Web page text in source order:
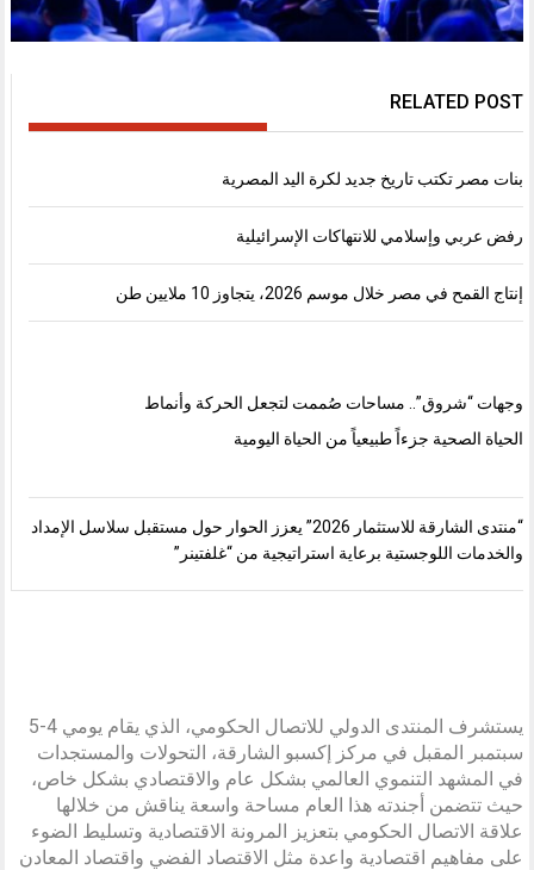
RELATED POST
بنات مصر تكتب تاريخ جديد لكرة اليد المصرية
رفض عربي وإسلامي للانتهاكات الإسرائيلية
إنتاج القمح في مصر خلال موسم 2026، يتجاوز 10 ملايين طن
وجهات “شروق”.. مساحات صُممت لتجعل الحركة وأنماط
الحياة الصحية جزءاً طبيعياً من الحياة اليومية
“منتدى الشارقة للاستثمار 2026” يعزز الحوار حول مستقبل سلاسل الإمداد
والخدمات اللوجستية برعاية استراتيجية من “غلفتينر”
يستشرف المنتدى الدولي للاتصال الحكومي، الذي يقام يومي 4-5
سبتمبر المقبل في مركز إكسبو الشارقة، التحولات والمستجدات
في المشهد التنموي العالمي بشكل عام والاقتصادي بشكل خاص،
حيث تتضمن أجندته هذا العام مساحة واسعة يناقش من خلالها
علاقة الاتصال الحكومي بتعزيز المرونة الاقتصادية وتسليط الضوء
على مفاهيم اقتصادية واعدة مثل الاقتصاد الفضي واقتصاد المعادن